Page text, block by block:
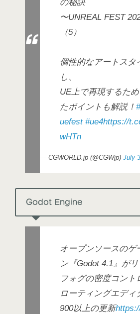
の秘訣
〜UNREAL FEST
（5）
個性的なアートスタ
し、
UE上で再現するた
たポイントも解説！
uefest #ue4https://
wHTn
— CGWORLD.jp (@CGWjp) July
Godot Engine
オープンソースのゲ
ン『Godot 4.1』がリ
フォグの密度コント
ローティングエディ
900以上の更新